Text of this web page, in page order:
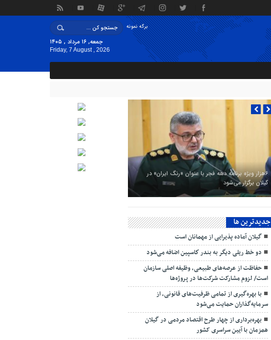
برگه نمونه
جمعه, ۱۶ مرداد , ۱۴۰۵
Friday, 7 August , 2026
۶هزار ویژه برنامه دهه فجر با عنوان «رنگ ایران» در
گیلان برگزار می‌شود
جديدترين ها
گیلان آماده پذیرایی‌ از مهمانان است
دو خط ریلی دیگر به بندر كاسپین اضافه می‌شود
حفاظت از عرصه‌های طبیعی، وظیفه اصلی سازمان
است/ لزوم مشارکت شرکت‌ها در پروژه‌ها
با بهره‌گیری از تمامی ظرفیت‌های قانونی، از
سرمایه‌گذاران حمایت می‌شود
بهره‌برداری از چهار طرح اقتصاد مردمی در گیلان
همزمان با آیین سراسری کشور